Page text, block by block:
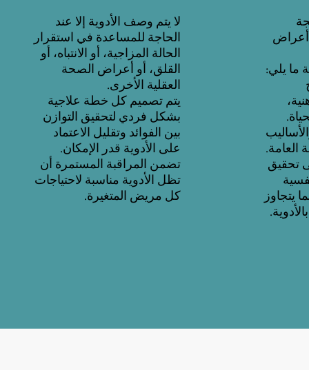
لا يتم وصف الأدوية إلا عند
الحاجة للمساعدة في استقرار
الحالة المزاجية، أو الانتباه، أو
القلق، أو أعراض الصحة
العقلية الأخرى.
يتم تصميم كل خطة علاجية
بشكل فردي لتحقيق التوازن
بين الفوائد وتقليل الاعتماد
على الأدوية قدر الإمكان.
تضمن المراقبة المستمرة أن
تظل الأدوية مناسبة لاحتياجات
كل مريض المتغيرة.
أعراض
ما يلي:
العامة.
تحقيق
يتجاوز